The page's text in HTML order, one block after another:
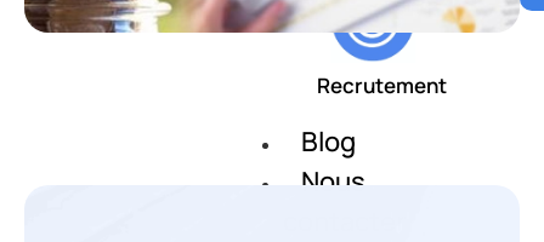
Recrutement
Blog
Nous